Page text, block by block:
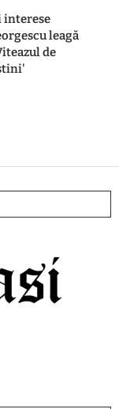
interese
leagă
de